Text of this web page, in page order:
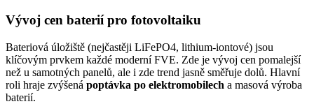
Vývoj cen baterií pro fotovoltaiku
Bateriová úložiště (nejčastěji LiFePO4, lithium-iontové) jsou
klíčovým prvkem každé moderní FVE. Zde je vývoj cen pomalejší
než u samotných panelů, ale i zde trend jasně směřuje dolů. Hlavní
roli hraje zvýšená poptávka po elektromobilech a masová výroba
baterií.